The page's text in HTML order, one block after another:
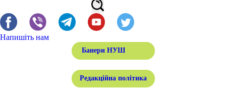
Напишіть нам
Банери НУШ
Редакційна політика